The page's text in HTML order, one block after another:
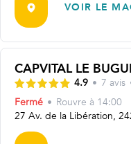
VOIR LE
CAPVITAL LE
4.9 • 7 avis
Fermé • Rouvre à 14:00
27 Av. de la Libération,